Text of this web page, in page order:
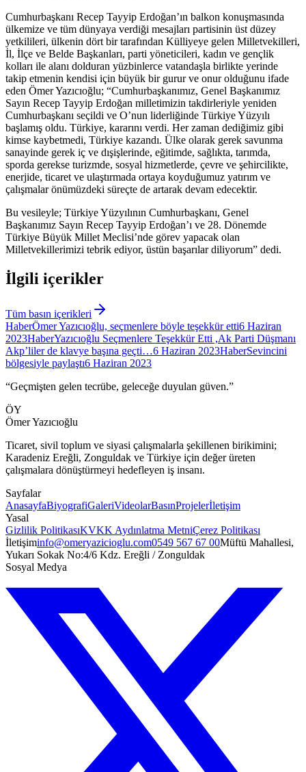
Cumhurbaşkanı Recep Tayyip Erdoğan’ın balkon konuşmasında
ülkemize ve tüm dünyaya verdiği mesajları partisinin üst düzey
yetkilileri, ülkenin dört bir tarafından Külliyeye gelen Milletvekilleri,
İl, İlçe ve Belde Başkanları, parti yöneticileri, kadın ve gençlik
kolları ile alanı dolduran yüzbinlerce vatandaşla birlikte yerinde
takip etmenin kendisi için büyük bir gurur ve onur olduğunu ifade
eden Ömer Yazıcıoğlu; “Cumhurbaşkanımız, Genel Başkanımız
Sayın Recep Tayyip Erdoğan milletimizin takdirleriyle yeniden
Cumhurbaşkanı seçildi ve O’nun liderliğinde Türkiye Yüzyılı
başlamış oldu. Türkiye, kararını verdi. Her zaman dediğimiz gibi
kimse kaybetmedi, Türkiye kazandı. Ülke olarak gerek savunma
sanayinde gerek iç ve dışişlerinde, eğitimde, sağlıkta, tarımda,
sporda gerekse turizmde, sosyal hizmetlerde, çevre ve şehircilikte,
enerjide, ticaret ve ulaştırmada ortaya koyduğumuz yatırım ve
çalışmalar önümüzdeki süreçte de artarak devam edecektir.
Bu vesileyle; Türkiye Yüzyılının Cumhurbaşkanı, Genel
Başkanımız Sayın Recep Tayyip Erdoğan’ı ve 28. Dönemde
Türkiye Büyük Millet Meclisi’nde görev yapacak olan
Milletvekillerimizi tebrik ediyor, üstün başarılar diliyorum” dedi.
İlgili içerikler
Tüm basın içerikleri
HaberÖmer Yazıcıoğlu, seçmenlere böyle teşekkür etti6 Haziran
2023HaberYazıcıoğlu Seçmenlere Teşekkür Etti ,Ak Parti Düşmanı
Akp’liler de klavye başına geçti…6 Haziran 2023HaberSevincini
bölgesiyle paylaştı6 Haziran 2023
“Geçmişten gelen tecrübe, geleceğe duyulan güven.”
ÖY
Ömer Yazıcıoğlu
Ticaret, sivil toplum ve siyasi çalışmalarla şekillenen birikimini;
Karadeniz Ereğli, Zonguldak ve Türkiye için değer üreten
çalışmalara dönüştürmeyi hedefleyen iş insanı.
Sayfalar
AnasayfaBiyografiGaleriVideolarBasınProjelerİletişim
Yasal
Gizlilik PolitikasıKVKK Aydınlatma MetniÇerez Politikası
İletişiminfo@omeryazicioglu.com0549 567 67 00Müftü Mahallesi,
Yukarı Sokak No:4/6 Kdz. Ereğli / Zonguldak
Sosyal Medya